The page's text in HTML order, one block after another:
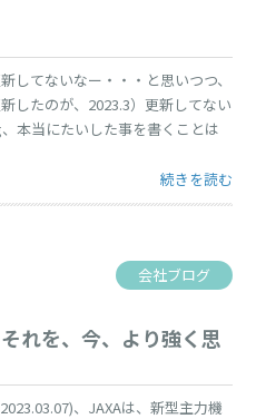
してないなー・・・と思いつつ、
したのが、2023.3）更新してない
本当にたいした事を書くことは
“「2023夏（
続きを読む
会社ブログ
れを、今、より強く思
、JAXAは、新型主力機